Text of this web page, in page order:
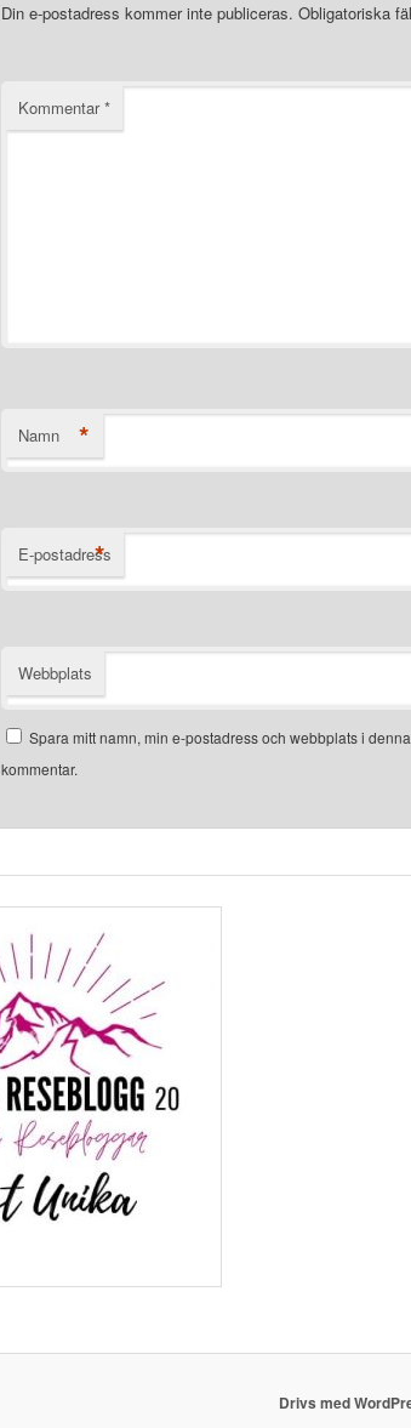
Din e-postadress kommer inte publiceras. Obligatoriska
Kommentar*
Namn *
E-postadress
*
Webbplats
Spara mitt namn, min e-postadress och webbplats i
kommentar.
Drivs med